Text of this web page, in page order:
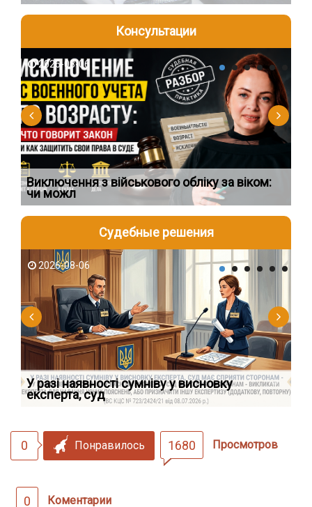
Консультации
2026-08-06
Виключення з військового обліку за віком:
чи можл
Судебные решения
2026-08-06
У разі наявності сумніву у висновку
експерта, суд
0 Понравилось 1680 Просмотров
0 Коментарии